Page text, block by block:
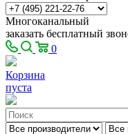
Многоканальный
заказать бесплатный
0
Корзина
пуста